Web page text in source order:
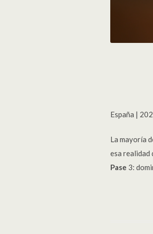
España |
La mayoría
esa realidad
Pase 3: